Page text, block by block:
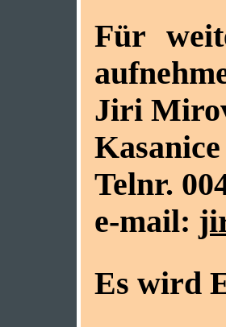
Für
Jiri
Kasanice
Telnr.
e-mail:
Es wird